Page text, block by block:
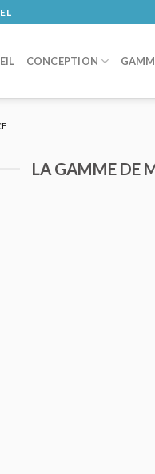
CONCEPTION
LA GAMME DE